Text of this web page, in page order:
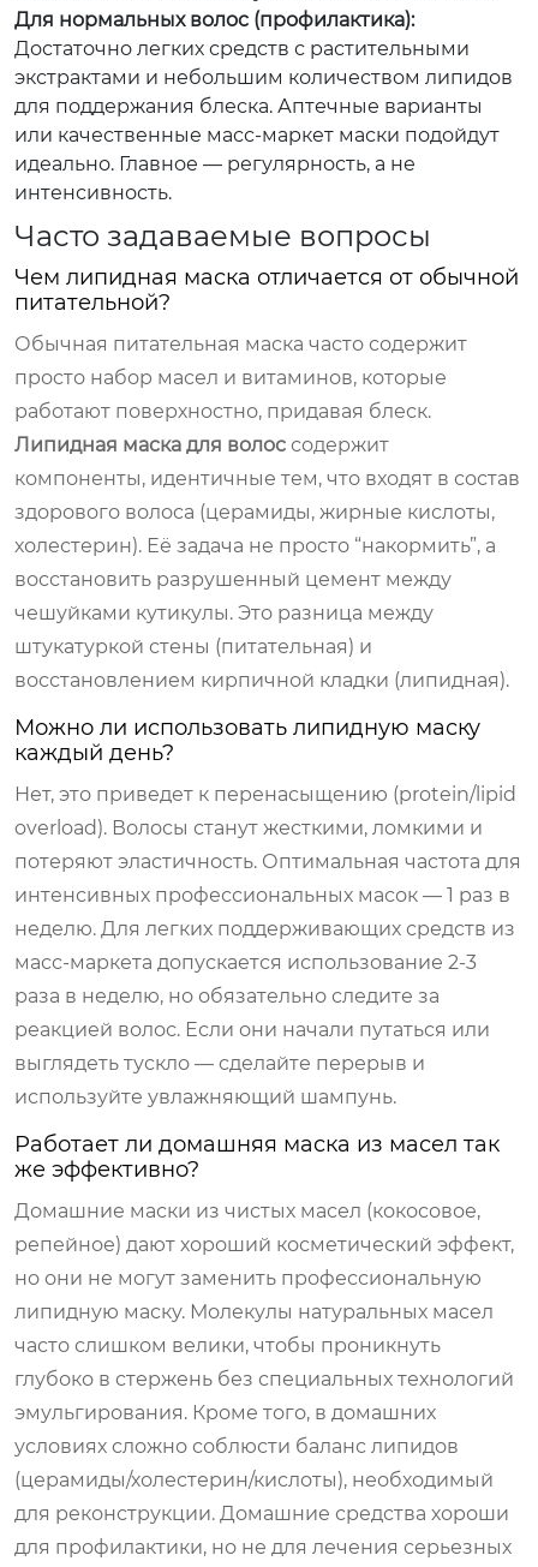
Для нормальных волос (профилактика):
Достаточно легких средств с растительными
экстрактами и небольшим количеством липидов
для поддержания блеска. Аптечные варианты
или качественные масс-маркет маски подойдут
идеально. Главное — регулярность, а не
интенсивность.
Часто задаваемые вопросы
Чем липидная маска отличается от обычной
питательной?
Обычная питательная маска часто содержит
просто набор масел и витаминов, которые
работают поверхностно, придавая блеск.
Липидная маска для волос содержит
компоненты, идентичные тем, что входят в состав
здорового волоса (церамиды, жирные кислоты,
холестерин). Её задача не просто “накормить”, а
восстановить разрушенный цемент между
чешуйками кутикулы. Это разница между
штукатуркой стены (питательная) и
восстановлением кирпичной кладки (липидная).
Можно ли использовать липидную маску
каждый день?
Нет, это приведет к перенасыщению (protein/lipid
overload). Волосы станут жесткими, ломкими и
потеряют эластичность. Оптимальная частота для
интенсивных профессиональных масок — 1 раз в
неделю. Для легких поддерживающих средств из
масс-маркета допускается использование 2-3
раза в неделю, но обязательно следите за
реакцией волос. Если они начали путаться или
выглядеть тускло — сделайте перерыв и
используйте увлажняющий шампунь.
Работает ли домашняя маска из масел так
же эффективно?
Домашние маски из чистых масел (кокосовое,
репейное) дают хороший косметический эффект,
но они не могут заменить профессиональную
липидную маску. Молекулы натуральных масел
часто слишком велики, чтобы проникнуть
глубоко в стержень без специальных технологий
эмульгирования. Кроме того, в домашних
условиях сложно соблюсти баланс липидов
(церамиды/холестерин/кислоты), необходимый
для реконструкции. Домашние средства хороши
для профилактики, но не для лечения серьезных